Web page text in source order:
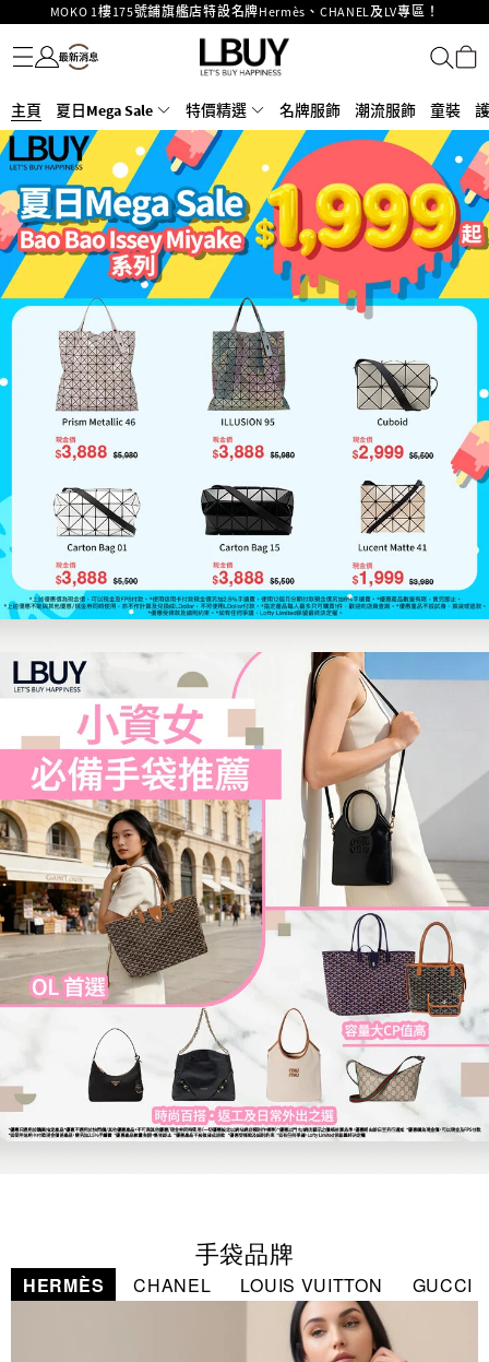
重要通告：銀行轉帳及轉數快付款注意事項
購物滿HKD500即享免運費！
LBuy獲香港知識產權署頒發2026《正版正貨承諾》商標
Goyard Hobo / Hobo Mini人氣限量特別版限時原價低至75折!
LBuy呈獻 - Hermès 及 Chanel 手袋及首飾原價低至6折，立即入手!
LBuy Nintendo Switch / Nintendo Switch 2 正規商品零售店登陸MOKO 4樓
426號舖！
MOKO 1樓175號鋪旗艦店特設名牌Hermès、CHANEL及LV專區！
名牌服飾
潮流服飾
童裝
護膚美妝
香水香薰
個人護理
母嬰護理
遊戲及精品玩具
文儀用品
家居生活
電子產品
美食
醫藥保健
運動與戶外用品
主頁 夏日Mega Sale 特價精選 名牌服飾 潮流服飾 童裝
手袋品牌
HERMÈS CHANEL LOUIS VUITTON GUCCI